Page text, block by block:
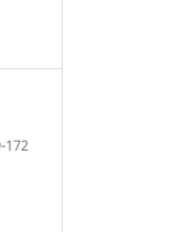
172